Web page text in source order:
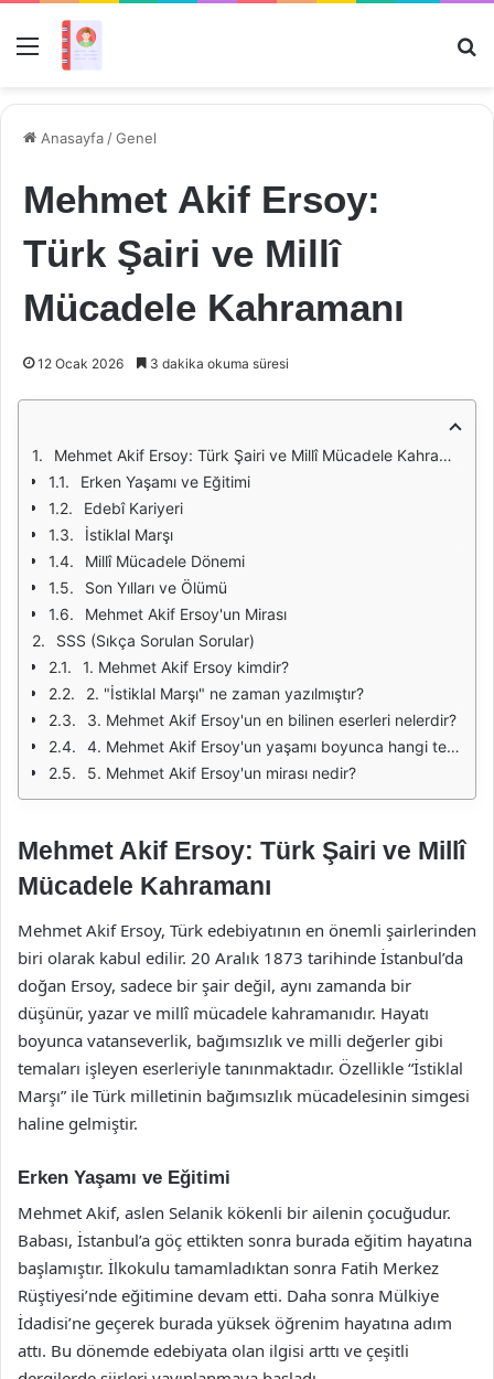
Menü
Anasayfa /Genel
Mehmet Akif Ersoy:
Türk Şairi ve Millî
Mücadele Kahramanı
12 Ocak 2026 3 dakika okuma süresi
Mehmet Akif Ersoy: Türk Şairi ve Millî Mücadele Kahramanı
Erken Yaşamı ve Eğitimi
Edebî Kariyeri
İstiklal Marşı
Millî Mücadele Dönemi
Son Yılları ve Ölümü
Mehmet Akif Ersoy'un Mirası
SSS (Sıkça Sorulan Sorular)
1. Mehmet Akif Ersoy kimdir?
2. "İstiklal Marşı" ne zaman yazılmıştır?
3. Mehmet Akif Ersoy'un en bilinen eserleri nelerdir?
4. Mehmet Akif Ersoy'un yaşamı boyunca hangi temaları işlemiştir?
5. Mehmet Akif Ersoy'un mirası nedir?
Mehmet Akif Ersoy: Türk Şairi ve Millî
Mücadele Kahramanı
Mehmet Akif Ersoy, Türk edebiyatının en önemli şairlerinden
biri olarak kabul edilir. 20 Aralık 1873 tarihinde İstanbul’da
doğan Ersoy, sadece bir şair değil, aynı zamanda bir
düşünür, yazar ve millî mücadele kahramanıdır. Hayatı
boyunca vatanseverlik, bağımsızlık ve milli değerler gibi
temaları işleyen eserleriyle tanınmaktadır. Özellikle “İstiklal
Marşı” ile Türk milletinin bağımsızlık mücadelesinin simgesi
haline gelmiştir.
Erken Yaşamı ve Eğitimi
Mehmet Akif, aslen Selanik kökenli bir ailenin çocuğudur.
Babası, İstanbul’a göç ettikten sonra burada eğitim hayatına
başlamıştır. İlkokulu tamamladıktan sonra Fatih Merkez
Rüştiyesi’nde eğitimine devam etti. Daha sonra Mülkiye
İdadisi’ne geçerek burada yüksek öğrenim hayatına adım
attı. Bu dönemde edebiyata olan ilgisi arttı ve çeşitli